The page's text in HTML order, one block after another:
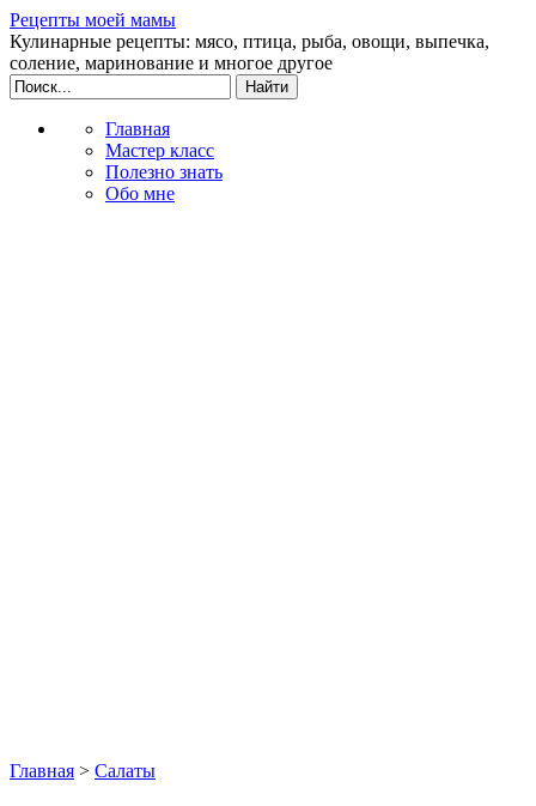
Рецепты моей мамы
Кулинарные рецепты: мясо, птица, рыба, овощи, выпечка,
соление, маринование и многое другое
Главная
Мастер класс
Полезно знать
Обо мне
Главная > Салаты